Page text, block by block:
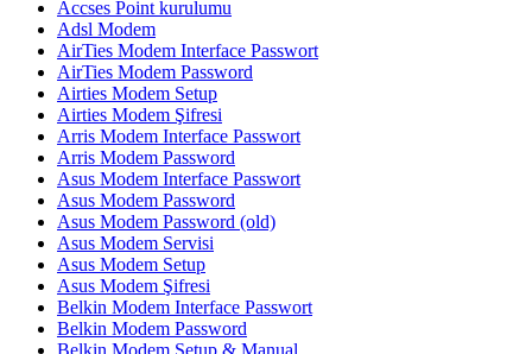
Accses Point kurulumu
Adsl Modem
AirTies Modem Interface Passwort
AirTies Modem Password
Airties Modem Setup
Airties Modem Şifresi
Arris Modem Interface Passwort
Arris Modem Password
Asus Modem Interface Passwort
Asus Modem Password
Asus Modem Password (old)
Asus Modem Servisi
Asus Modem Setup
Asus Modem Şifresi
Belkin Modem Interface Passwort
Belkin Modem Password
Belkin Modem Setup & Manual